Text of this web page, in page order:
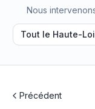
Nous
Tout le Haute-
Précédent